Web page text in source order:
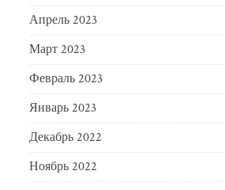
Апрель 2023
Март 2023
Февраль 2023
Январь 2023
Декабрь 2022
Ноябрь 2022